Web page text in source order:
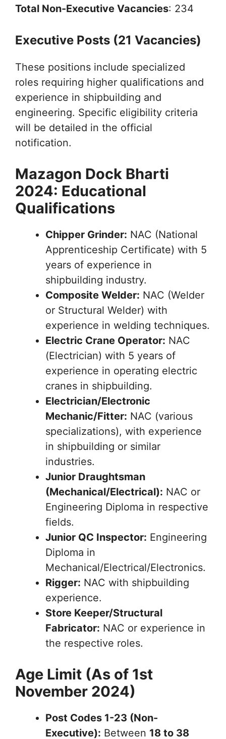
Total Non-Executive Vacancies: 234
Executive Posts (21 Vacancies)
These positions include specialized
roles requiring higher qualifications and
experience in shipbuilding and
engineering. Specific eligibility criteria
will be detailed in the official
notification.
Mazagon Dock Bharti
2024: Educational
Qualifications
Chipper Grinder: NAC (National
Apprenticeship Certificate) with 5
years of experience in
shipbuilding industry.
Composite Welder: NAC (Welder
or Structural Welder) with
experience in welding techniques.
Electric Crane Operator: NAC
(Electrician) with 5 years of
experience in operating electric
cranes in shipbuilding.
Electrician/Electronic
Mechanic/Fitter: NAC (various
specializations), with experience
in shipbuilding or similar
industries.
Junior Draughtsman
(Mechanical/Electrical): NAC or
Engineering Diploma in respective
fields.
Junior QC Inspector: Engineering
Diploma in
Mechanical/Electrical/Electronics.
Rigger: NAC with shipbuilding
experience.
Store Keeper/Structural
Fabricator: NAC or experience in
the respective roles.
Age Limit (As of 1st
November 2024)
Post Codes 1-23 (Non-
Executive): Between 18 to 38